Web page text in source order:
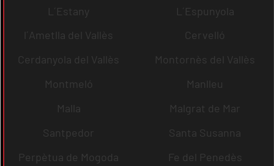
L´Estany
L´Espunyola
l´Ametlla del Vallès
Cervelló
Cerdanyola del Vallès
Montornès del Vallès
Montmeló
Manlleu
Malla
Malgrat de Mar
Santpedor
Santa Susanna
Perpètua de Mogoda
Fe del Penedès